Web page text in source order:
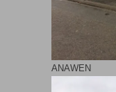
ANAWEN